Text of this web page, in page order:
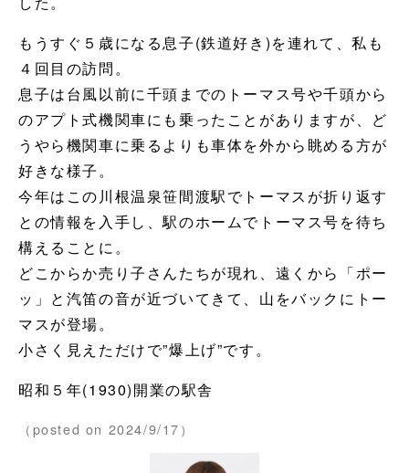
もうすぐ５歳になる息子(鉄道好き)を連れて、私も
４回目の訪問。
息子は台風以前に千頭までのトーマス号や千頭から
のアプト式機関車にも乗ったことがありますが、ど
うやら機関車に乗るよりも車体を外から眺める方が
好きな様子。
今年はこの川根温泉笹間渡駅でトーマスが折り返す
との情報を入手し、駅のホームでトーマス号を待ち
構えることに。
どこからか売り子さんたちが現れ、遠くから「ポー
ッ」と汽笛の音が近づいてきて、山をバックにトー
マスが登場。
小さく見えただけで”爆上げ”です。
昭和５年(1930)開業の駅舎
（posted on 2024/9/17）